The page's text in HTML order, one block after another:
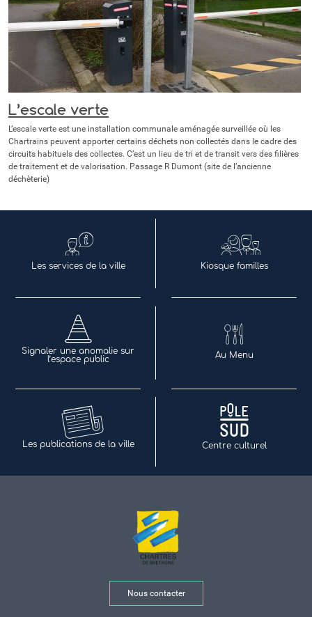
L’escale verte
L’escale verte est une installation communale aménagée surveillée où les
Chartrains peuvent apporter certains déchets non collectés dans le cadre des
circuits habituels des collectes. C’est un lieu de tri et de transit vers des filières
de traitement et de valorisation. Passage R Dumont (site de l’ancienne
déchèterie)
Les services de la ville Kiosque familles
Signaler une anomalie sur
l’espace public
Au Menu
Les publications de la ville Centre culturel
Nous contacter